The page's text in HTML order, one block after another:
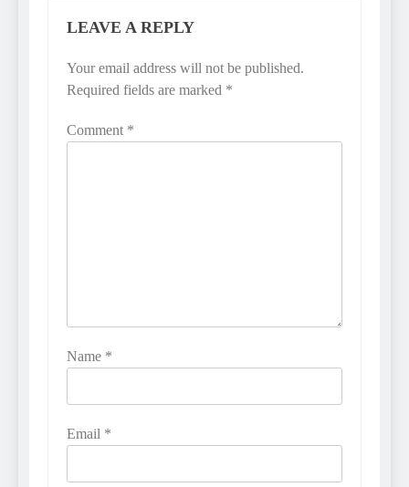
LEAVE A REPLY
Your email address will not be published.
Required fields are marked *
Comment *
Name *
Email *